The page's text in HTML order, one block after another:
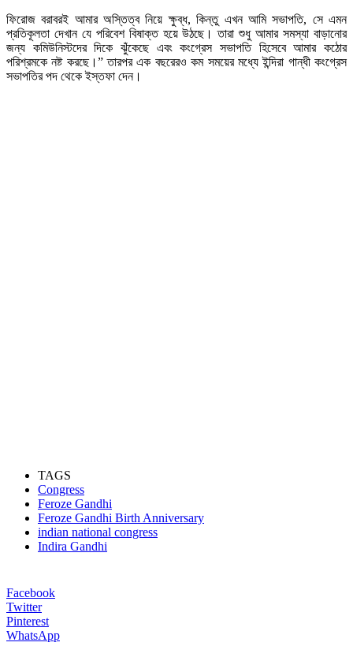
ফিরোজ বরাবরই আমার অস্তিত্ব নিয়ে ক্ষুব্ধ, কিন্তু এখন আমি সভাপতি, সে এমন
প্রতিকূলতা দেখান যে পরিবেশ বিষাক্ত হয়ে উঠছে। তারা শুধু আমার সমস্যা বাড়ানোর
জন্য কমিউনিস্টদের দিকে ঝুঁকেছে এবং কংগ্রেস সভাপতি হিসেবে আমার কঠোর
পরিশ্রমকে নষ্ট করছে।” তারপর এক বছরেরও কম সময়ের মধ্যে ইন্দিরা গান্ধী কংগ্রেস
সভাপতির পদ থেকে ইস্তফা দেন।
TAGS
Congress
Feroze Gandhi
Feroze Gandhi Birth Anniversary
indian national congress
Indira Gandhi
Facebook
Twitter
Pinterest
WhatsApp